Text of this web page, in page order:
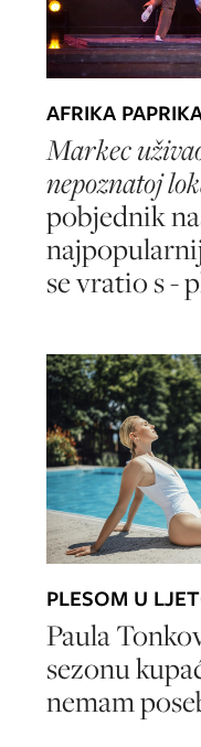
AFRIKA
Markec
nepoznatoj
pobjednik
se vratio s -
PLESOM U
Paula
sezonu
nemam